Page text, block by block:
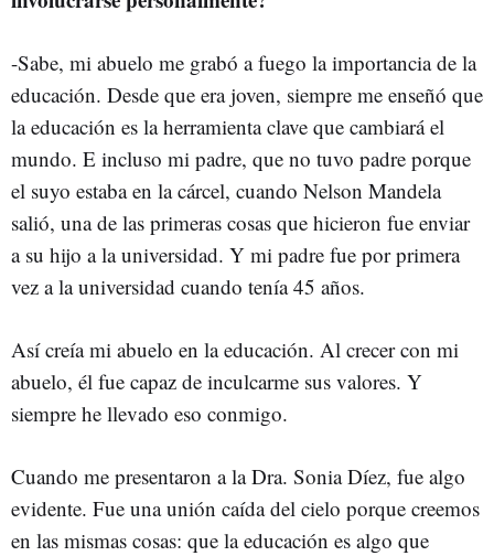
-Sabe, mi abuelo me grabó a fuego la importancia de la
educación. Desde que era joven, siempre me enseñó que
la educación es la herramienta clave que cambiará el
mundo. E incluso mi padre, que no tuvo padre porque
el suyo estaba en la cárcel, cuando Nelson Mandela
salió, una de las primeras cosas que hicieron fue enviar
a su hijo a la universidad. Y mi padre fue por primera
vez a la universidad cuando tenía 45 años.
Así creía mi abuelo en la educación. Al crecer con mi
abuelo, él fue capaz de inculcarme sus valores. Y
siempre he llevado eso conmigo.
Cuando me presentaron a la Dra. Sonia Díez, fue algo
evidente. Fue una unión caída del cielo porque creemos
en las mismas cosas: que la educación es algo que